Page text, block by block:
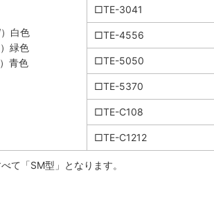
）白色
）緑色
）青色
□TE-3041
□TE-4556
□TE-5050
□TE-5370
□TE-C108
□TE-C1212
て「SM型」となります。